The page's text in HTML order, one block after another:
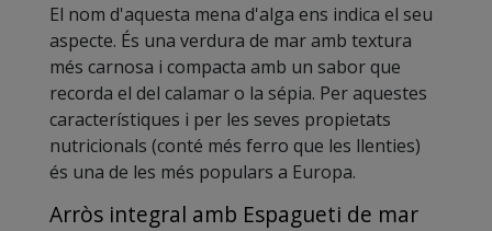
El nom d'aquesta mena d'alga ens indica el seu
aspecte. És una verdura de mar amb textura
més carnosa i compacta amb un sabor que
recorda el del calamar o la sépia. Per aquestes
característiques i per les seves propietats
nutricionals (conté més ferro que les llenties)
és una de les més populars a Europa.
Arròs integral amb Espagueti de mar